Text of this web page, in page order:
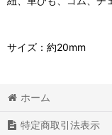
サイズ：約20mm
ホーム
特定商取引法表示